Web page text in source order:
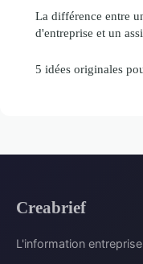
La différence entre
d'entreprise et un
5 idées originales
Creabrief
L'information